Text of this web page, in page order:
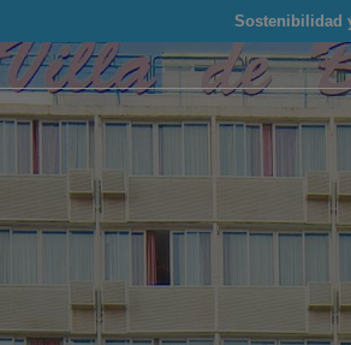
Sostenibilidad
Déjanos tus